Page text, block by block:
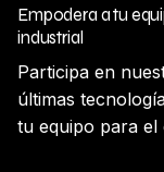
Empodera a tu
industrial
Participa en
últimas
tu equipo para el